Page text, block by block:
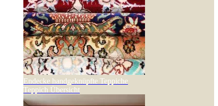
Endecke handgeknüpfte Teppiche
Teppich Übersicht